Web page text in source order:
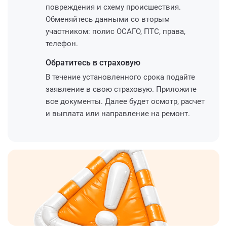
повреждения и схему происшествия.
Обменяйтесь данными со вторым
участником: полис ОСАГО, ПТС, права,
телефон.
Обратитесь в страховую
В течение установленного срока подайте
заявление в свою страховую. Приложите
все документы. Далее будет осмотр, расчет
и выплата или направление на ремонт.